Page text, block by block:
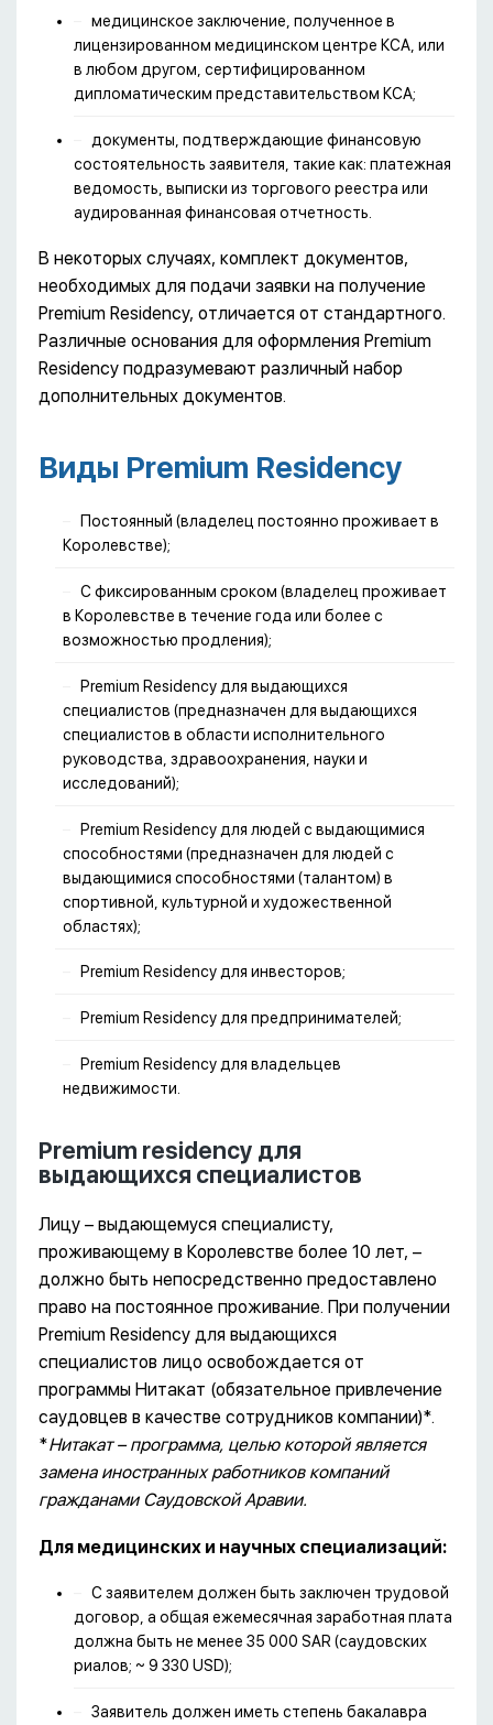
медицинское заключение, полученное в
лицензированном медицинском центре КСА, или
в любом другом, сертифицированном
дипломатическим представительством КСА;
документы, подтверждающие финансовую
состоятельность заявителя, такие как: платежная
ведомость, выписки из торгового реестра или
аудированная финансовая отчетность.
В некоторых случаях, комплект документов,
необходимых для подачи заявки на получение
Premium Residency, отличается от стандартного.
Различные основания для оформления Premium
Residency подразумевают различный набор
дополнительных документов.
Виды Premium Residency
Постоянный (владелец постоянно проживает в
Королевстве);
С фиксированным сроком (владелец проживает
в Королевстве в течение года или более с
возможностью продления);
Premium Residency для выдающихся
специалистов (предназначен для выдающихся
специалистов в области исполнительного
руководства, здравоохранения, науки и
исследований);
Premium Residency для людей с выдающимися
способностями (предназначен для людей с
выдающимися способностями (талантом) в
спортивной, культурной и художественной
областях);
Premium Residency для инвесторов;
Premium Residency для предпринимателей;
Premium Residency для владельцев
недвижимости.
Premium residency для
выдающихся специалистов
Лицу – выдающемуся специалисту,
проживающему в Королевстве более 10 лет, –
должно быть непосредственно предоставлено
право на постоянное проживание. При получении
Premium Residency для выдающихся
специалистов лицо освобождается от
программы Нитакат (обязательное привлечение
саудовцев в качестве сотрудников компании)*.
*Нитакат – программа, целью которой является
замена иностранных работников компаний
гражданами Саудовской Аравии.
Для медицинских и научных специализаций:
С заявителем должен быть заключен трудовой
договор, а общая ежемесячная заработная плата
должна быть не менее 35 000 SAR (саудовских
риалов; ~ 9 330 USD);
Заявитель должен иметь степень бакалавра